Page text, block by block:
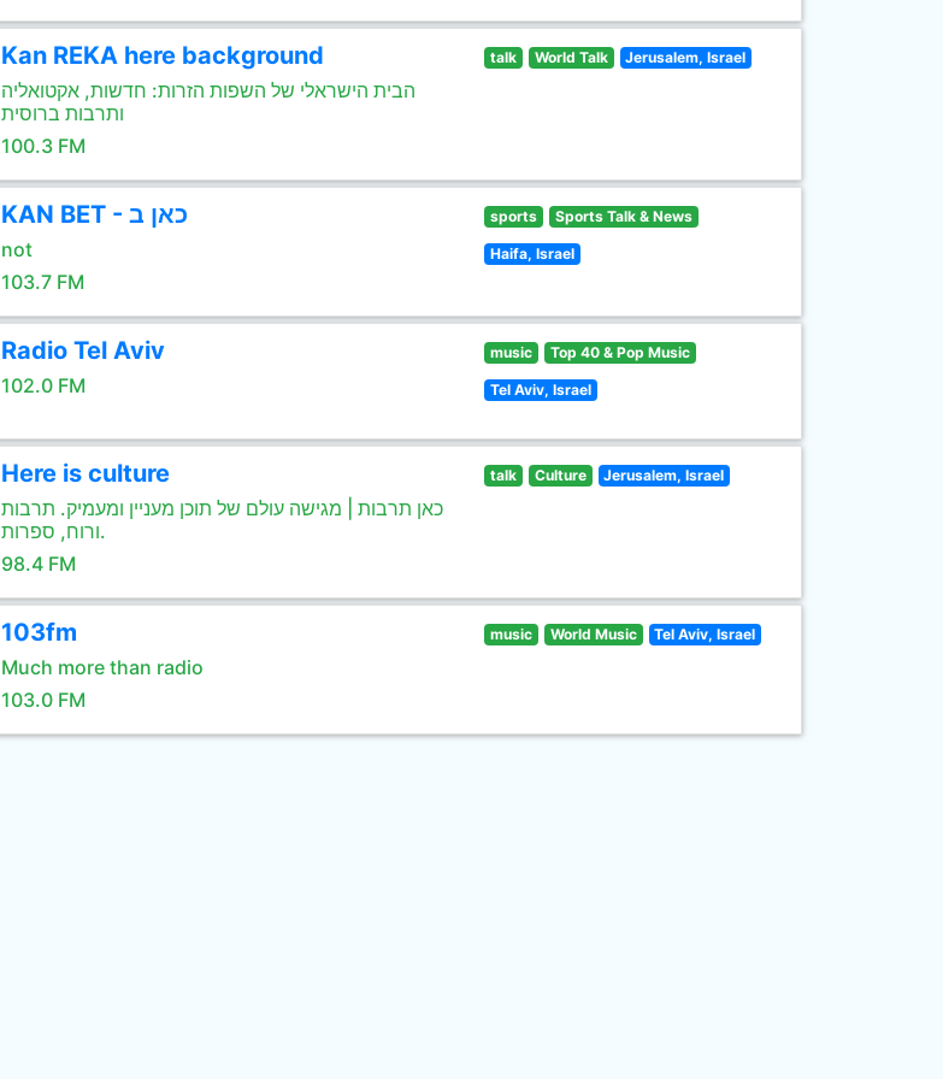
Kan REKA here background
הבית הישראלי של השפות הזרות: חדשות, אקטואליה
ותרבות ברוסית
100.3 FM
talk World Talk Jerusalem, Israel
KAN BET - כאן ב
not
103.7 FM
sports Sports Talk & News
Haifa, Israel
Radio Tel Aviv
102.0 FM
music Top 40 & Pop Music
Tel Aviv, Israel
Here is culture
כאן תרבות | מגישה עולם של תוכן מעניין ומעמיק. תרבות
ורוח, ספרות.
98.4 FM
talk Culture Jerusalem, Israel
103fm
Much more than radio
103.0 FM
music World Music Tel Aviv, Israel